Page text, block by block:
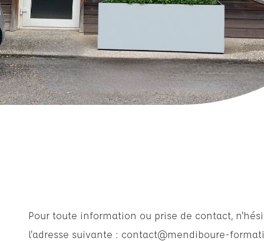
Pour toute information ou prise de contact,
l'adresse suivante : contact@mendiboure-